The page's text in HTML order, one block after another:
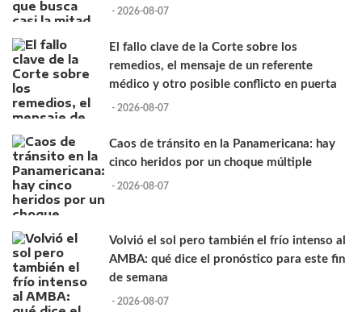
- 2026-08-07
El fallo clave de la Corte sobre los
remedios, el mensaje de un referente
médico y otro posible conflicto en puerta
- 2026-08-07
Caos de tránsito en la Panamericana: hay
cinco heridos por un choque múltiple
- 2026-08-07
Volvió el sol pero también el frío intenso al
AMBA: qué dice el pronóstico para este fin
de semana
- 2026-08-07